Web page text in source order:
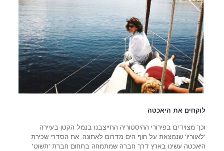
לוקחים את היאכטה
וכך מצוידים בפירורי ההיסטוריה התייצבנו בנמל הקטן בעיירה
'לאווריו' שנמצאת על חוף הים מדרום לאתונה. את הסדרי שכירת
היאכטה עשינו בארץ דרך חברה שמתמחה בתחום חברת 'תשוט'